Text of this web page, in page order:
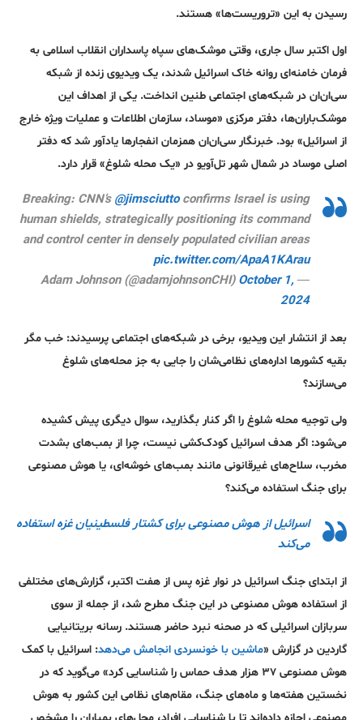
رسیدن به این «تروریست‌ها» هستند.
اول اکتبر سال جاری، وقتی موشک‌های سپاه پاسداران انقلاب اسلامی به
فرمان خامنه‌ای روانه خاک اسرائیل شدند، یک ویدیوی زنده از شبکه
سی‌ان‌ان در شبکه‌های اجتماعی طنین انداخت. یکی از اهداف این
موشک‌باران‌ها، دفتر مرکزی «موساد، سازمان اطلاعات و عملیات ویژه خارج
از اسرائیل» بود. خبرنگار سی‌ان‌ان همزمان انفجارها یادآور شد که دفتر
اصلی موساد در شمال شهر تل‌آویو در «یک محله شلوغ» قرار دارد.
Breaking: CNN’s@jimsciuttoconfirms Israel is using
human shields, strategically positioning its command
and control center in densely populated civilian areas
pic.twitter.com/ApaA1KArau
— Adam Johnson (@adamjohnsonCHI)
October 1,
2024
بعد از انتشار این ویدیو، برخی در شبکه‌های اجتماعی پرسیدند: خب مگر
بقیه کشورها اداره‌های نظامی‌شان را جایی به جز محله‌های شلوغ
می‌سازند؟
ولی توجیه محله شلوغ را اگر کنار بگذارید، سوال دیگری پیش کشیده
می‌شود:‌ اگر هدف اسرائیل کودک‌کشی نیست، چرا از بمب‌های بشدت
مخرب، سلاح‌های غیرقانونی مانند بمب‌های خوشه‌ای، یا هوش مصنوعی
برای جنگ استفاده می‌کند؟
اسرائیل از هوش مصنوعی برای کشتار فلسطینیان غزه استفاده
می‌کند
از ابتدای جنگ اسرائیل در نوار غزه پس از هفت اکتبر، گزارش‌های مختلفی
از استفاده هوش مصنوعی در این جنگ مطرح شد، از جمله از سوی
سربازان اسرائیلی که در صحنه نبرد حاضر هستند. رسانه بریتانیایی
گاردین در گزارش «ماشین با خونسردی انجامش می‌دهد: اسرائیل با کمک
هوش مصنوعی ۳۷ هزار هدف حماس را شناسایی کرد» می‌گوید که در
نخستین هفته‌ها و ماه‌های جنگ، مقام‌های نظامی این کشور به هوش